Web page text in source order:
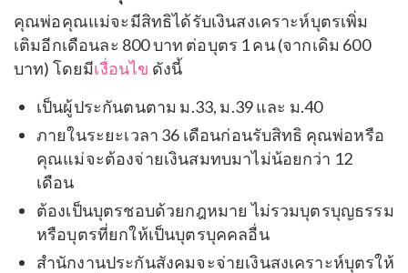
คุณพ่อคุณแม่จะมีสิทธิได้รับเงินสงเคราะห์บุตรเพิ่ม
เติมอีกเดือนละ 800 บาท ต่อบุตร 1 คน (จากเดิม 600
บาท) โดยมีเงื่อนไข ดังนี้
เป็นผู้ประกันตนตาม ม.33, ม.39 และ ม.40
ภายในระยะเวลา 36 เดือนก่อนรับสิทธิ คุณพ่อหรือ
คุณแม่จะต้องจ่ายเงินสมทบมาไม่น้อยกว่า 12
เดือน
ต้องเป็นบุตรชอบด้วยกฎหมาย ไม่รวมบุตรบุญธรรม
หรือบุตรที่ยกให้เป็นบุตรบุคคลอื่น
สำนักงานประกันสังคมจะจ่ายเงินสงเคราะห์บุตรให้